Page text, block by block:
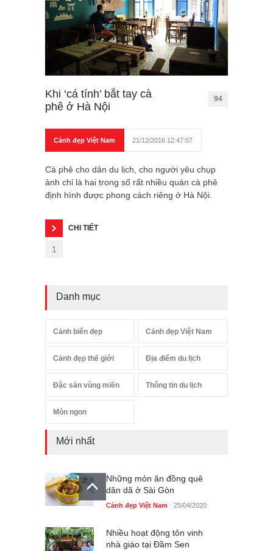
Khi ‘cá tính’ bắt tay cà
phê ở Hà Nội
94
Cảnh đẹp Việt Nam 21/12/2016 12:47:07
Cà phê cho dân du lịch, cho người yêu chụp
ảnh chỉ là hai trong số rất nhiều quán cà phê
định hình được phong cách riêng ở Hà Nội.
CHI TIẾT
1
Danh mục
Cảnh biển đẹp Cảnh đẹp Việt Nam
Cảnh đẹp thế giới Địa điểm du lịch
Đặc sản vùng miền Thông tin du lịch
Món ngon
Mới nhất
Những món ăn đồng quê
dân dã ở Sài Gòn
Cảnh đẹp Việt Nam 25/04/2020
Nhiều hoạt động tôn vinh
nhà giáo tại Đầm Sen